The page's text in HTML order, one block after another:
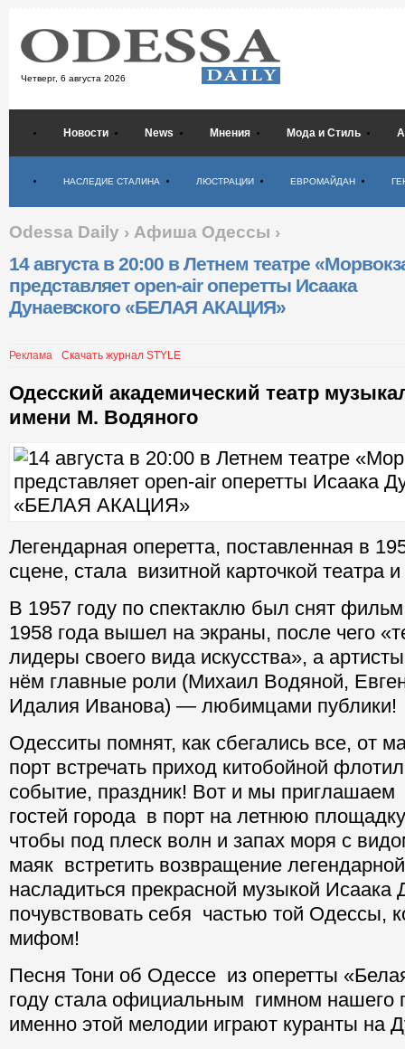
Четверг, 6 августа 2026
Новости News Мнения Мода и Стиль
НАСЛЕДИЕ СТАЛИНА ЛЮСТРАЦИИ ЕВРОМАЙДАН
Odessa Daily › Афиша Одессы ›
14 августа в 20:00 в Летнем театре
представляет open-air оперетты Исаака
Дунаевского «БЕЛАЯ АКАЦИЯ»
Реклама Скачать журнал STYLE
Одесский академический театр
имени М. Водяного
Легендарная оперетта, поставленная в
сцене, стала визитной карточкой театра
В 1957 году по спектаклю был снят
1958 года вышел на экраны, после чего
лидеры своего вида искусства», а
нём главные роли (Михаил Водяной,
Идалия Иванова) — любимцами публики!
Одесситы помнят, как сбегались все, от
порт встречать приход китобойной
событие, праздник! Вот и мы приглашаем
гостей города в порт на летнюю
чтобы под плеск волн и запах моря с
маяк встретить возвращение
насладиться прекрасной музыкой Исаака
почувствовать себя частью той Одессы,
мифом!
Песня Тони об Одессе из оперетты
году стала официальным гимном нашего
именно этой мелодии играют куранты